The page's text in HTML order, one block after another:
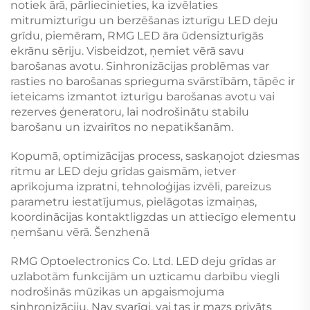
notiek ārā, pārliecinieties, ka izvēlaties
mitrumizturīgu un berzēšanas izturīgu LED deju
grīdu, piemēram, RMG LED āra ūdensizturīgās
ekrānu sēriju. Visbeidzot, ņemiet vērā savu
barošanas avotu. Sinhronizācijas problēmas var
rasties no barošanas sprieguma svārstībām, tāpēc ir
ieteicams izmantot izturīgu barošanas avotu vai
rezerves ģeneratoru, lai nodrošinātu stabilu
barošanu un izvairītos no nepatikšanām.
Kopumā, optimizācijas process, saskaņojot dziesmas
ritmu ar LED deju grīdas gaismām, ietver
aprīkojuma izpratni, tehnoloģijas izvēli, pareizus
parametru iestatījumus, pielāgotas izmaiņas,
koordinācijas kontaktligzdas un attiecīgo elementu
ņemšanu vērā. Šenzhenā
RMG Optoelectronics Co. Ltd. LED deju grīdas ar
uzlabotām funkcijām un uzticamu darbību viegli
nodrošinās mūzikas un apgaismojuma
sinhronizāciju. Nav svarīgi, vai tas ir mazs privāts